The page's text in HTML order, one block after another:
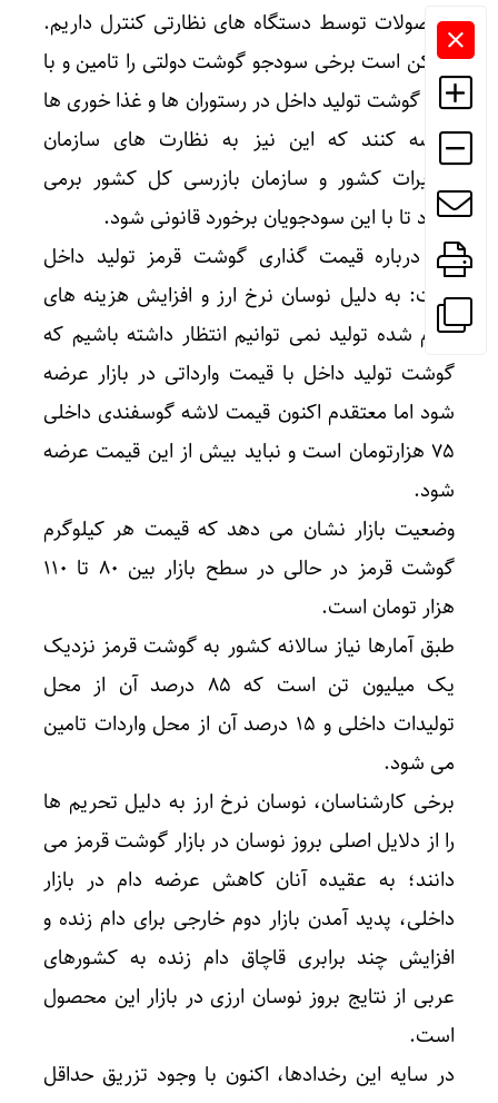
محصولات توسط دستگاه های نظارتی کنترل داریم.
ممکن است برخی سودجو گوشت دولتی را تامین و با
نرخ گوشت تولید داخل در رستوران ها و غذا خوری ها
عرضه کنند که این نیز به نظارت های سازمان
تعزیرات کشور و سازمان بازرسی کل کشور برمی
گردد تا با این سودجویان برخورد قانونی شود.
وی درباره قیمت گذاری گوشت قرمز تولید داخل
گفت: به دلیل نوسان نرخ ارز و افزایش هزینه های
تمام شده تولید نمی توانیم انتظار داشته باشیم که
گوشت تولید داخل با قیمت وارداتی در بازار عرضه
شود اما معتقدم اکنون قیمت لاشه گوسفندی داخلی
۷۵ هزارتومان است و نباید بیش از این قیمت عرضه
شود.
وضعیت بازار نشان می دهد که قیمت هر کیلوگرم
گوشت قرمز در حالی در سطح بازار بین ۸۰ تا ۱۱۰
هزار تومان است.
طبق آمارها نیاز سالانه کشور به گوشت قرمز نزدیک
یک میلیون تن است که ۸۵ درصد آن از محل
تولیدات داخلی و ۱۵ درصد آن از محل واردات تامین
می شود.
برخی کارشناسان، نوسان نرخ ارز به دلیل تحریم ها
را از دلایل اصلی بروز نوسان در بازار گوشت قرمز می
دانند؛ به عقیده آنان کاهش عرضه دام در بازار
داخلی، پدید آمدن بازار دوم خارجی برای دام زنده و
افزایش چند برابری قاچاق دام زنده به کشورهای
عربی از نتایج بروز نوسان ارزی در بازار این محصول
است.
در سایه این رخدادها، اکنون با وجود تزریق حداقل